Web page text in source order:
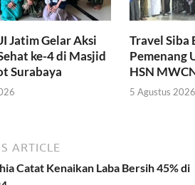
Jatim Gelar Aksi
ke-4 di Masjid
Surabaya
Travel Siba
Pemenang
HSN
5 Agustus 2026
ARTICLE
Catat Kenaikan Laba Bersih 45% di